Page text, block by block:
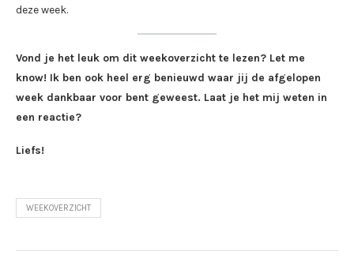
deze week.
Vond je het leuk om dit weekoverzicht te lezen? Let me
know! Ik ben ook heel erg benieuwd waar jij de afgelopen
week dankbaar voor bent geweest. Laat je het mij weten in
een reactie?
Liefs!
WEEKOVERZICHT